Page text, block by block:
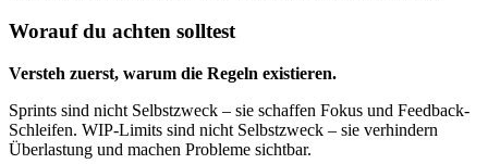
Worauf du achten solltest
Versteh zuerst, warum die Regeln existieren.
Sprints sind nicht Selbstzweck – sie schaffen Fokus und Feedback-
Schleifen. WIP-Limits sind nicht Selbstzweck – sie verhindern
Überlastung und machen Probleme sichtbar.